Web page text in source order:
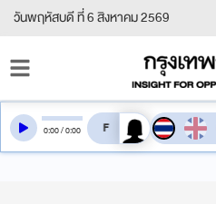
วันพฤหัสบดี ที่ 6 สิงหาคม 2569
0:00/0:00 สลับเสียงอ่าน